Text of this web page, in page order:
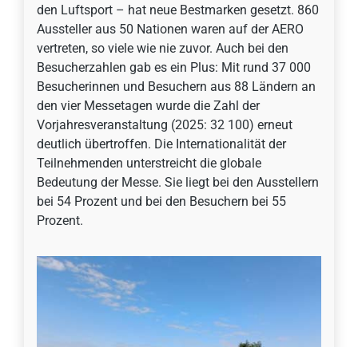
den Luftsport – hat neue Bestmarken gesetzt. 860
Aussteller aus 50 Nationen waren auf der AERO
vertreten, so viele wie nie zuvor. Auch bei den
Besucherzahlen gab es ein Plus: Mit rund 37 000
Besucherinnen und Besuchern aus 88 Ländern an
den vier Messetagen wurde die Zahl der
Vorjahresveranstaltung (2025: 32 100) erneut
deutlich übertroffen. Die Internationalität der
Teilnehmenden unterstreicht die globale
Bedeutung der Messe. Sie liegt bei den Ausstellern
bei 54 Prozent und bei den Besuchern bei 55
Prozent.